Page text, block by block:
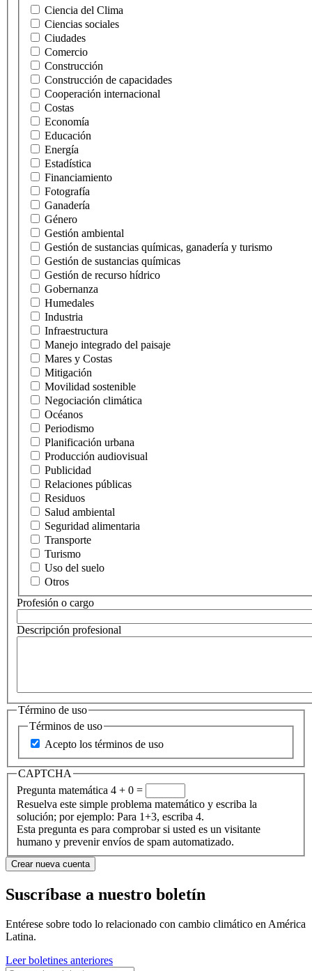
Ciencia del Clima
Ciencias sociales
Ciudades
Comercio
Construcción
Construcción de capacidades
Cooperación internacional
Costas
Economía
Educación
Energía
Estadística
Financiamiento
Fotografía
Ganadería
Género
Gestión ambiental
Gestión de sustancias químicas, ganadería y turismo
Gestión de sustancias químicas
Gestión de recurso hídrico
Gobernanza
Humedales
Industria
Infraestructura
Manejo integrado del paisaje
Mares y Costas
Mitigación
Movilidad sostenible
Negociación climática
Océanos
Periodismo
Planificación urbana
Producción audiovisual
Publicidad
Relaciones públicas
Residuos
Salud ambiental
Seguridad alimentaria
Transporte
Turismo
Uso del suelo
Otros
Profesión o cargo
Descripción profesional
Término de uso
Términos de uso
Acepto los términos de uso
CAPTCHA
Pregunta matemática 4 + 0 =
Resuelva este simple problema matemático y escriba la
solución; por ejemplo: Para 1+3, escriba 4.
Esta pregunta es para comprobar si usted es un visitante
humano y prevenir envíos de spam automatizado.
Suscríbase a nuestro boletín
Entérese sobre todo lo relacionado con cambio climático en América
Latina.
Leer boletines anteriores